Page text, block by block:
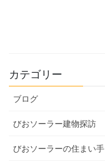
カテゴリー
ブログ
びおソーラー建物探訪
びおソーラーの住まい手